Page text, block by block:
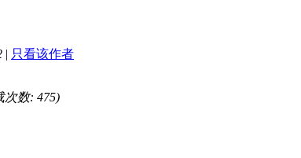
| 只看该作者
次数: 475)